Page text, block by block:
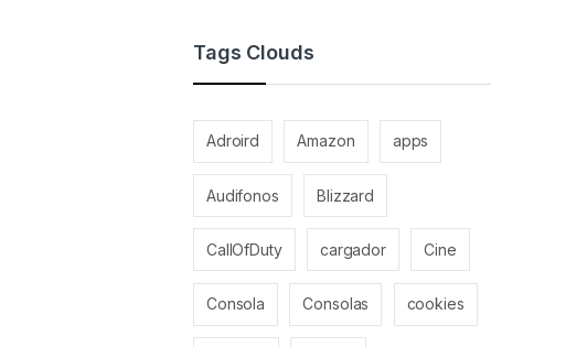
Tags Clouds
Adroird Amazon apps
Audifonos Blizzard
CallOfDuty cargador Cine
Consola Consolas cookies